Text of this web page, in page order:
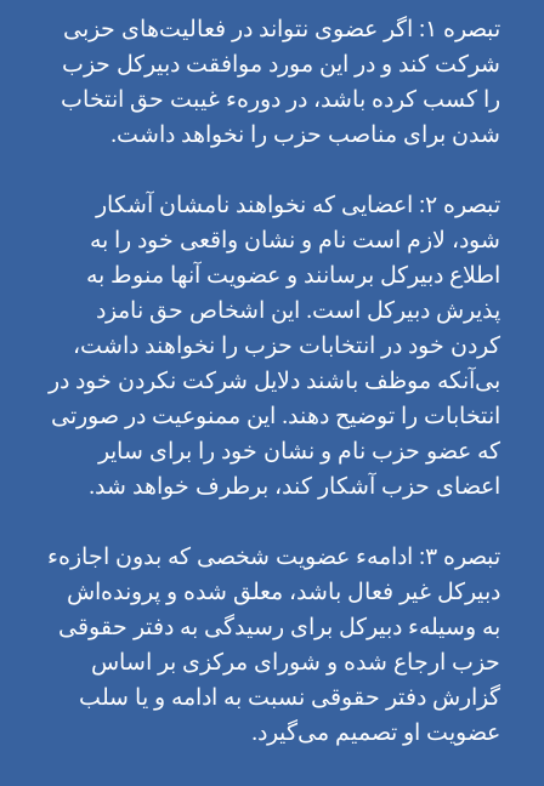
تبصره ۱: اگر عضوی نتواند در فعالیت‌های حزبی
شرکت کند و در این مورد موافقت دبیرکل حزب
را کسب کرده باشد، در دورهء غیبت حق انتخاب
شدن برای مناصب حزب را نخواهد داشت.
تبصره ۲: اعضایی که نخواهند نامشان آشکار
شود، لازم است نام و نشان واقعی خود را به
اطلاع دبیرکل برسانند و عضویت آنها منوط به
پذیرش دبیرکل است. این اشخاص حق نامزد
کردن خود در انتخابات حزب را نخواهند داشت،
بی‌آنکه موظف باشند دلایل شرکت نکردن خود در
انتخابات را توضیح دهند. این ممنوعیت در صورتی
که عضو حزب نام و نشان خود را برای سایر
اعضای حزب آشکار کند، برطرف خواهد شد.
تبصره ۳: ادامهء عضویت شخصی که بدون اجازهء
دبیرکل غیر فعال باشد، معلق شده و پرونده‌اش
به وسیلهء دبیرکل برای رسیدگی به دفتر حقوقی
حزب ارجاع شده و شورای مرکزی بر اساس
گزارش دفتر حقوقی نسبت به ادامه و یا سلب
عضویت او تصمیم می‌گیرد.